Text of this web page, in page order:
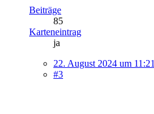
Beiträge
85
Karteneintrag
ja
22. August 2024 um 11:21
#3